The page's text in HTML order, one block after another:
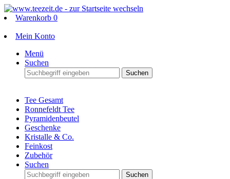
Warenkorb 0
Mein Konto
Menü
Suchen
Suchen
Tee Gesamt
Ronnefeldt Tee
Pyramidenbeutel
Geschenke
Kristalle & Co.
Feinkost
Zubehör
Suchen
Suchen